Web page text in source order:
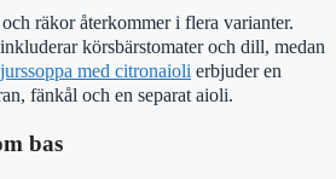
räkor återkommer i flera varianter.
körsbärstomater och dill, medan
med citronaioli erbjuder en
fänkål och en separat aioli.
bas